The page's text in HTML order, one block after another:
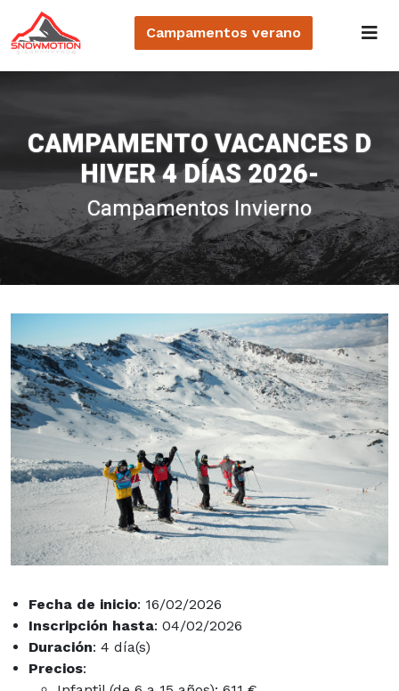
Campamentos verano
CAMPAMENTO VACANCES D
HIVER 4 DÍAS 2026-
Campamentos Invierno
Fecha de inicio: 16/02/2026
Inscripción hasta: 04/02/2026
Duración: 4 día(s)
Precios: